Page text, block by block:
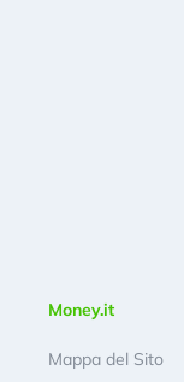
Money.it
Mappa del Sito